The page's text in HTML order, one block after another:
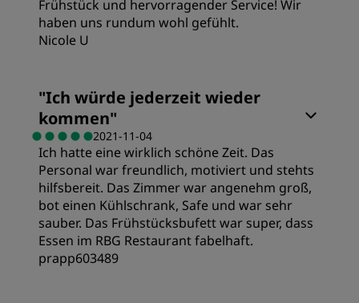
Frühstück und hervorragender Service! Wir
haben uns rundum wohl gefühlt.
Nicole U
Preis/Leistung
Schlafqualität
Lage
"Ich würde jederzeit wieder
kommen"
2021-11-04
Ich hatte eine wirklich schöne Zeit. Das
Personal war freundlich, motiviert und stehts
hilfsbereit. Das Zimmer war angenehm groß,
bot einen Kühlschrank, Safe und war sehr
sauber. Das Frühstücksbufett war super, dass
Essen im RBG Restaurant fabelhaft.
prapp603489